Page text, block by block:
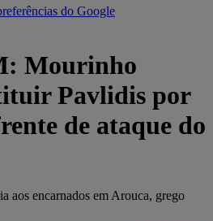
do Google
Mourinho
Pavlidis por
de ataque do
aos encarnados em Arouca, grego